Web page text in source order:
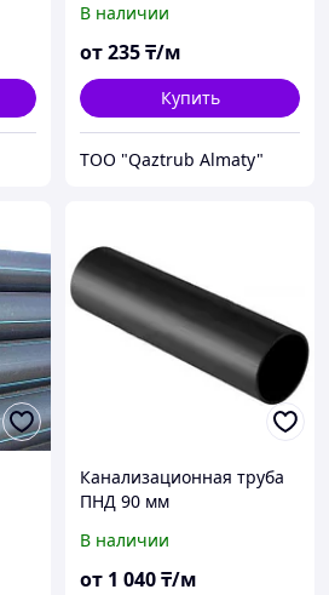
В наличии
от235₸/м
Купить
TOO "Qaztrub Almaty"
Канализационная труба
ПНД 90 мм
В наличии
от 1 040₸/м